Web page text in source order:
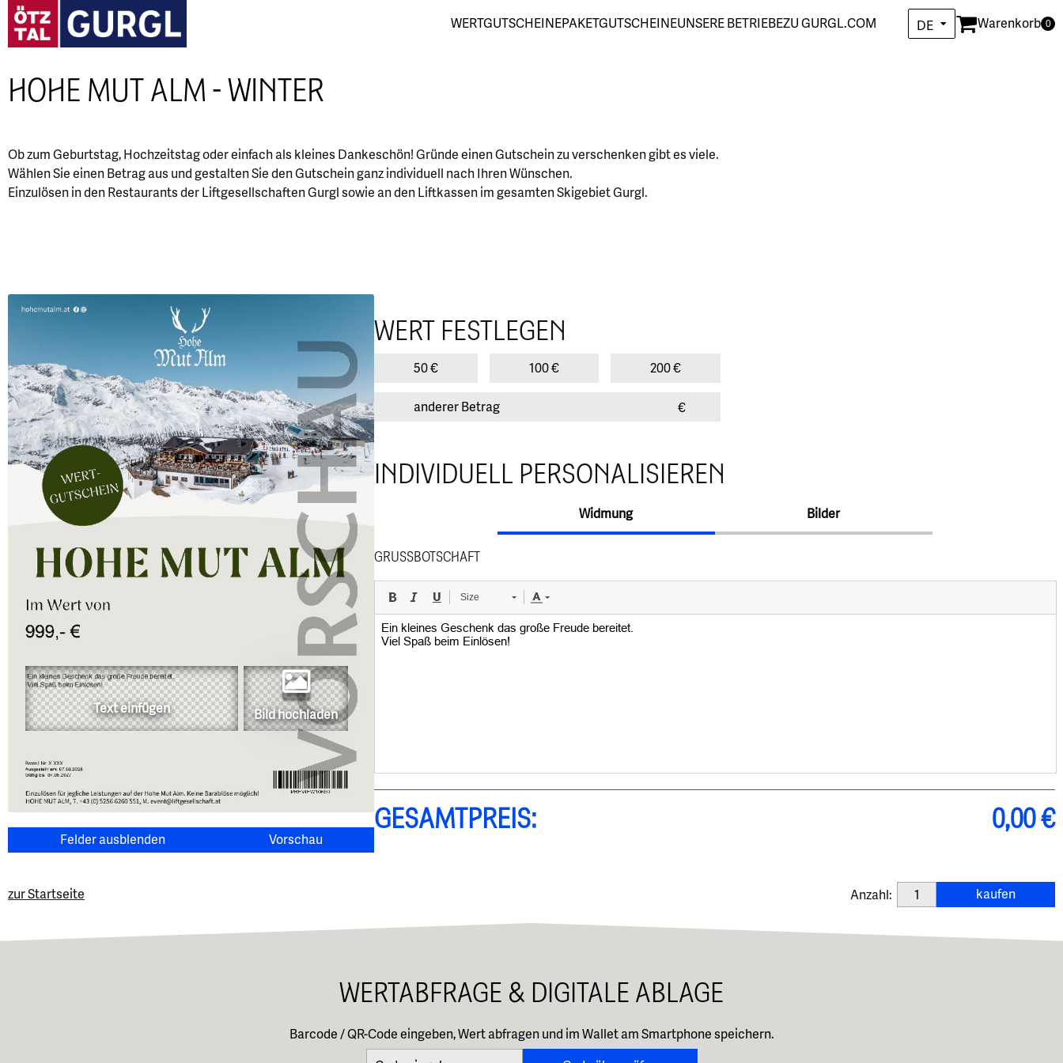
WERTGUTSCHEINEPAKETGUTSCHEINEUNSERE BETRIEBEZU GURGL.COM
DE
Warenkorb 0
HOHE MUT ALM - WINTER
Ob zum Geburtstag, Hochzeitstag oder einfach als kleines Dankeschön! Gründe einen Gutschein zu verschenken gibt es viele.
Wählen Sie einen Betrag aus und gestalten Sie den Gutschein ganz individuell nach Ihren Wünschen.
Einzulösen in den Restaurants der Liftgesellschaften Gurgl sowie an den Liftkassen im gesamten Skigebiet Gurgl.
Bild hochladen
Felder ausblenden Vorschau
WERT FESTLEGEN
50 € 100 € 200 €
€
INDIVIDUELL PERSONALISIEREN
Widmung Bilder
GRUSSBOTSCHAFT
Size
Gesamtpreis: 0,00 €
Anzahl: kaufen
zur Startseite
WERTABFRAGE & DIGITALE ABLAGE
Barcode / QR-Code eingeben, Wert abfragen und im Wallet am Smartphone speichern.